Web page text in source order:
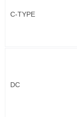
C-TYPE
DC